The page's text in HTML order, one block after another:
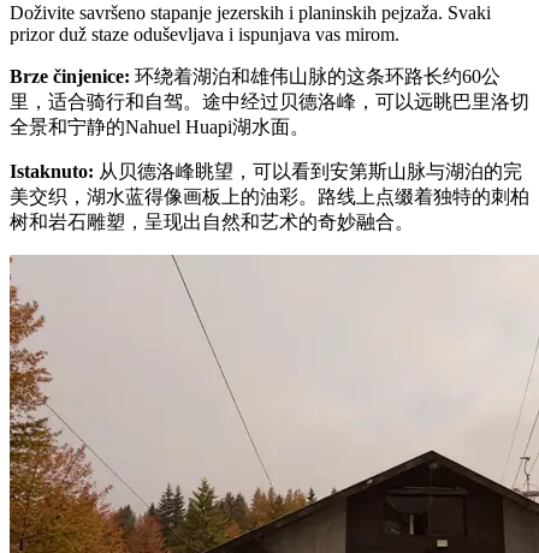
Doživite savršeno stapanje jezerskih i planinskih pejzaža. Svaki
prizor duž staze oduševljava i ispunjava vas mirom.
Brze činjenice: 环绕着湖泊和雄伟山脉的这条环路长约60公
里，适合骑行和自驾。途中经过贝德洛峰，可以远眺巴里洛切
全景和宁静的Nahuel Huapi湖水面。
Istaknuto: 从贝德洛峰眺望，可以看到安第斯山脉与湖泊的完
美交织，湖水蓝得像画板上的油彩。路线上点缀着独特的刺柏
树和岩石雕塑，呈现出自然和艺术的奇妙融合。